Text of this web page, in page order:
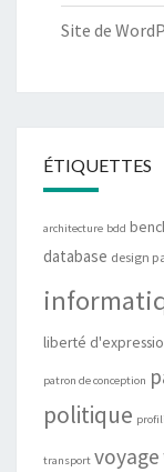
Site de
ÉTIQUETTES
architecture bdd
database design
liberté
patron de conception
politique
transport voyage